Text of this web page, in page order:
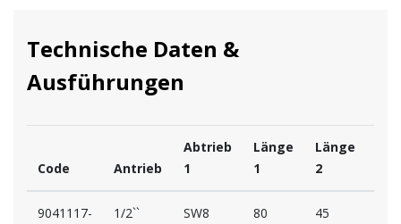
Technische Daten &
Ausführungen
Code Antrieb
Abtrieb
1
Länge
1
Länge
2
9041117-
1/2`` SW8 80 45